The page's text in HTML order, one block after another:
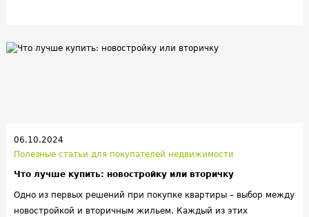
06.10.2024
Полезные статьи для покупателей недвижимости
Что лучше купить: новостройку или вторичку
Одно из первых решений при покупке квартиры – выбор между
новостройкой и вторичным жильем. Каждый из этих